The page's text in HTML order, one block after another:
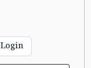
Login